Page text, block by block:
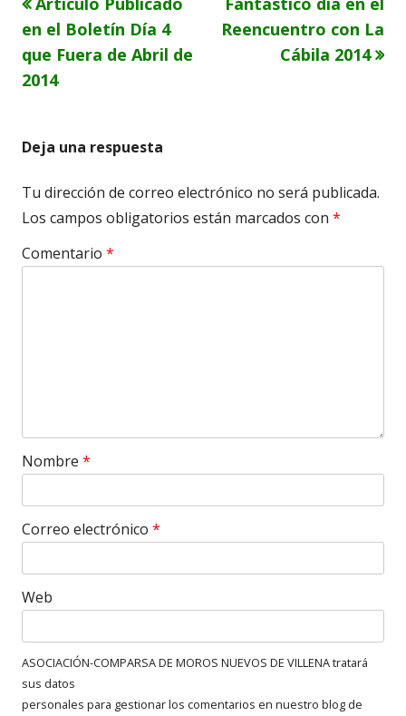
Navegación
de
entradas
anterior
en el Boletín Día 4
que Fuera de Abril de
2014
siguiente
Reencuentro con La
Cábila 2014
Deja una respuesta
Tu dirección de correo electrónico no será publicada.
Los campos obligatorios están marcados con *
Comentario *
Nombre *
Correo electrónico *
Web
ASOCIACIÓN-COMPARSA DE MOROS NUEVOS DE VILLENA tratará
sus datos
personales para gestionar los comentarios en nuestro blog de